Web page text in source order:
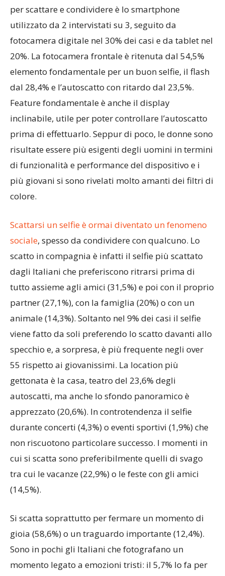
per scattare e condividere è lo smartphone
utilizzato da 2 intervistati su 3, seguito da
fotocamera digitale nel 30% dei casi e da tablet nel
20%. La fotocamera frontale è ritenuta dal 54,5%
elemento fondamentale per un buon selfie, il flash
dal 28,4% e l’autoscatto con ritardo dal 23,5%.
Feature fondamentale è anche il display
inclinabile, utile per poter controllare l’autoscatto
prima di effettuarlo. Seppur di poco, le donne sono
risultate essere più esigenti degli uomini in termini
di funzionalità e performance del dispositivo e i
più giovani si sono rivelati molto amanti dei filtri di
colore.
Scattarsi un selfie è ormai diventato un fenomeno
sociale, spesso da condividere con qualcuno. Lo
scatto in compagnia è infatti il selfie più scattato
dagli Italiani che preferiscono ritrarsi prima di
tutto assieme agli amici (31,5%) e poi con il proprio
partner (27,1%), con la famiglia (20%) o con un
animale (14,3%). Soltanto nel 9% dei casi il selfie
viene fatto da soli preferendo lo scatto davanti allo
specchio e, a sorpresa, è più frequente negli over
55 rispetto ai giovanissimi. La location più
gettonata è la casa, teatro del 23,6% degli
autoscatti, ma anche lo sfondo panoramico è
apprezzato (20,6%). In controtendenza il selfie
durante concerti (4,3%) o eventi sportivi (1,9%) che
non riscuotono particolare successo. I momenti in
cui si scatta sono preferibilmente quelli di svago
tra cui le vacanze (22,9%) o le feste con gli amici
(14,5%).
Si scatta soprattutto per fermare un momento di
gioia (58,6%) o un traguardo importante (12,4%).
Sono in pochi gli Italiani che fotografano un
momento legato a emozioni tristi: il 5,7% lo fa per